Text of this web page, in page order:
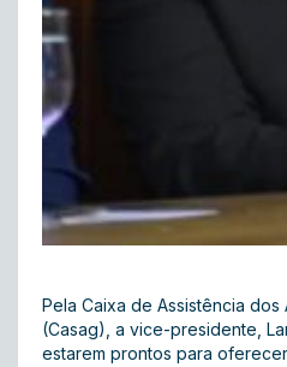
Pela Caixa de Assistência
(Casag), a vice-presidente,
estarem prontos para